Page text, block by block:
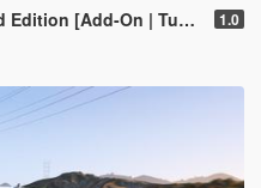
[Add-On | Tuning] 1.0